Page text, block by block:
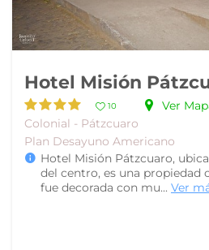
Hotel Misión
10
Ver
Colonial - Pátzcuaro
Plan Desayuno Americano
Hotel Misión Pátzcuaro,
del centro, es una propiedad
fue decorada con mu... Ver